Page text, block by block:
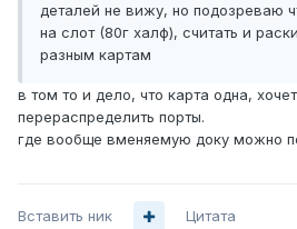
деталей не вижу, но подозреваю
на слот (80г халф), считать и
разным картам
в том то и дело, что карта одна,
перераспределить порты.
где вообще вменяемую доку можно
Вставить ник Цитата